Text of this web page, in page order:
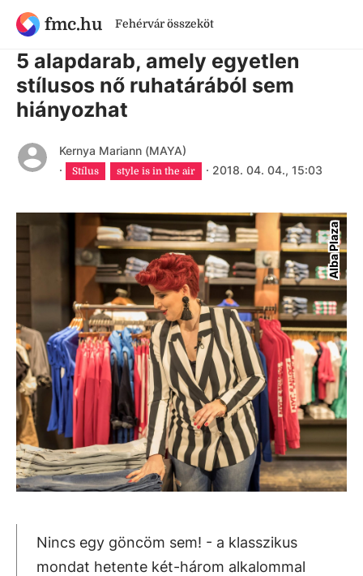
fmc.hu Fehérvár összeköt
8 évnél régebbi cikk
5 alapdarab, amely egyetlen
stílusos nő ruhatárából sem
hiányozhat
Kernya Mariann (MAYA)
·
Stílus style is in the air · 2018. 04. 04., 15:03
Alba Plaza
Nincs egy göncöm sem! - a klasszikus
mondat hetente két-három alkalommal